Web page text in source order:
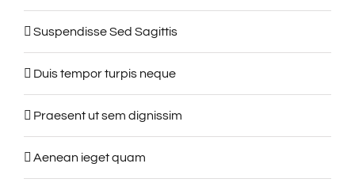
Suspendisse Sed Sagittis
Duis tempor turpis neque
Praesent ut sem dignissim
Aenean ieget quam